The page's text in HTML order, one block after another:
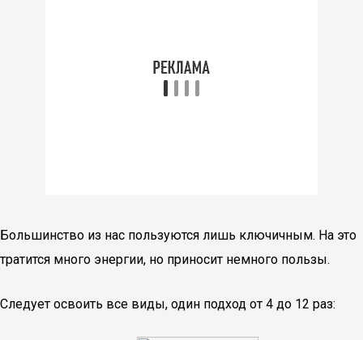
Большинство из нас пользуются лишь ключичным. На это
тратится много энергии, но приносит немного пользы.
Следует освоить все виды, один подход от 4 до 12 раз: